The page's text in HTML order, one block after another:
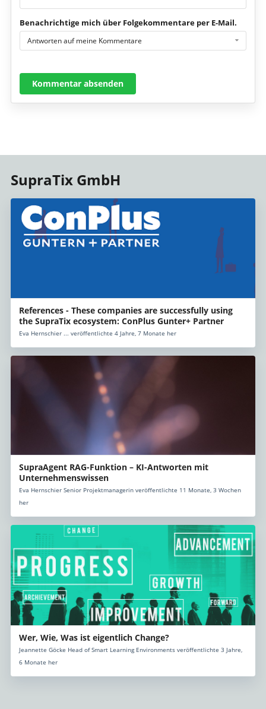
Benachrichtige mich über Folgekommentare per E-Mail.
Antworten auf meine Kommentare
Kommentar absenden
SupraTix GmbH
References - These companies are successfully using
the SupraTix ecosystem: ConPlus Gunter+ Partner
Eva Hernschier ... veröffentlichte 4 Jahre, 7 Monate her
SupraAgent RAG-Funktion – KI-Antworten mit
Unternehmenswissen
Eva Hernschier Senior Projektmanagerin veröffentlichte 11 Monate, 3 Wochen
her
Wer, Wie, Was ist eigentlich Change?
Jeannette Göcke Head of Smart Learning Environments veröffentlichte 3 Jahre,
6 Monate her